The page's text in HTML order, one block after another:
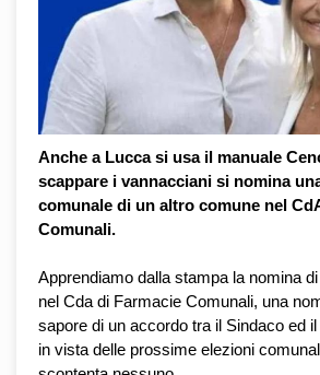
Anche a Lucca si usa il manuale
scappare i vannacciani si nomina
comunale di un altro comune nel
Comunali.
Apprendiamo dalla stampa la nomina
nel Cda di Farmacie Comunali, una
sapore di un accordo tra il Sindaco ed
in vista delle prossime elezioni